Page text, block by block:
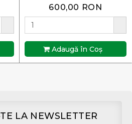
600,00 RON
Adaugă în Coş
LA NEWSLETTER